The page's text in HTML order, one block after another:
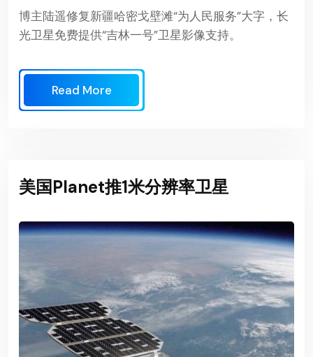
博主陆遥修复新疆哈密戈壁滩“为人民服务”大字，长
光卫星免费提供“吉林一号”卫星影像支持。
Read More
美国Planet推1米分辨率卫星